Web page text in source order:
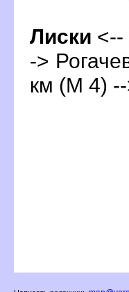
Лиски
->
км (М 4)